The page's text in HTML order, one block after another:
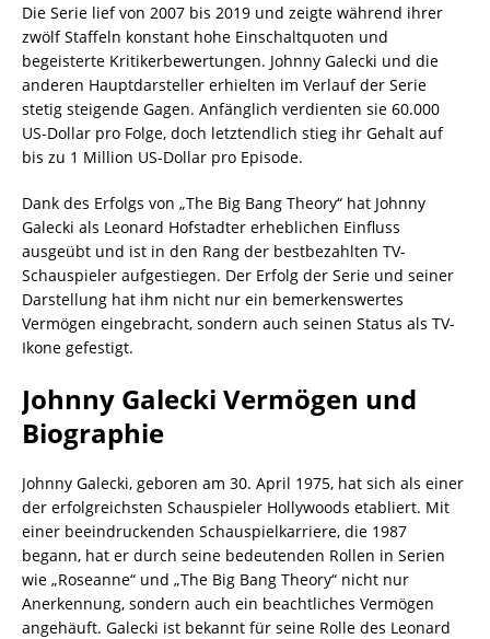
Die Serie lief von 2007 bis 2019 und zeigte während ihrer
zwölf Staffeln konstant hohe Einschaltquoten und
begeisterte Kritikerbewertungen. Johnny Galecki und die
anderen Hauptdarsteller erhielten im Verlauf der Serie
stetig steigende Gagen. Anfänglich verdienten sie 60.000
US-Dollar pro Folge, doch letztendlich stieg ihr Gehalt auf
bis zu 1 Million US-Dollar pro Episode.
Dank des Erfolgs von „The Big Bang Theory“ hat Johnny
Galecki als Leonard Hofstadter erheblichen Einfluss
ausgeübt und ist in den Rang der bestbezahlten TV-
Schauspieler aufgestiegen. Der Erfolg der Serie und seiner
Darstellung hat ihm nicht nur ein bemerkenswertes
Vermögen eingebracht, sondern auch seinen Status als TV-
Ikone gefestigt.
Johnny Galecki Vermögen und
Biographie
Johnny Galecki, geboren am 30. April 1975, hat sich als einer
der erfolgreichsten Schauspieler Hollywoods etabliert. Mit
einer beeindruckenden Schauspielkarriere, die 1987
begann, hat er durch seine bedeutenden Rollen in Serien
wie „Roseanne“ und „The Big Bang Theory“ nicht nur
Anerkennung, sondern auch ein beachtliches Vermögen
angehäuft. Galecki ist bekannt für seine Rolle des Leonard